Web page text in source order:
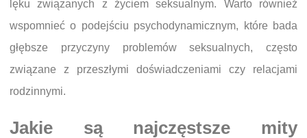
lęku związanych z życiem seksualnym. Warto również
wspomnieć o podejściu psychodynamicznym, które bada
głębsze przyczyny problemów seksualnych, często
związane z przeszłymi doświadczeniami czy relacjami
rodzinnymi.
Jakie są najczęstsze mity